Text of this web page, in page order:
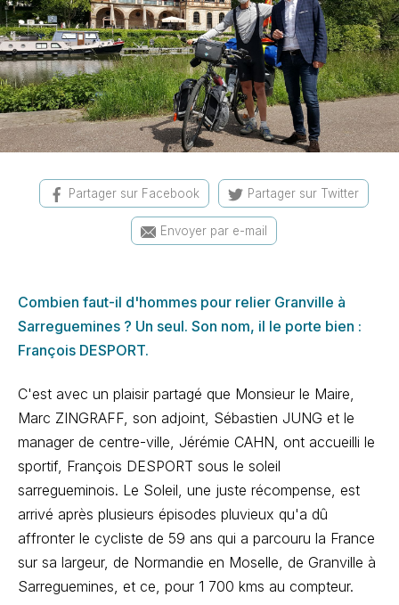
Partager sur Facebook Partager sur Twitter
Envoyer par e-mail
Combien faut-il d'hommes pour relier Granville à
Sarreguemines ? Un seul. Son nom, il le porte bien :
François DESPORT.
C'est avec un plaisir partagé que Monsieur le Maire,
Marc ZINGRAFF, son adjoint, Sébastien JUNG et le
manager de centre-ville, Jérémie CAHN, ont accueilli le
sportif, François DESPORT sous le soleil
sarregueminois. Le Soleil, une juste récompense, est
arrivé après plusieurs épisodes pluvieux qu'a dû
affronter le cycliste de 59 ans qui a parcouru la France
sur sa largeur, de Normandie en Moselle, de Granville à
Sarreguemines, et ce, pour 1 700 kms au compteur.